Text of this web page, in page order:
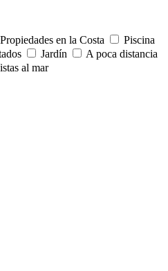
Propiedades en la Costa
Piscina
Jardín
A poca distancia
al mar